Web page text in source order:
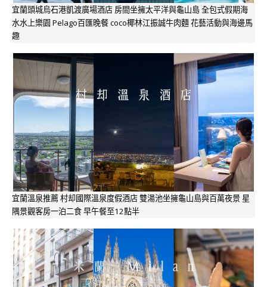
宜蘭頭城烏石港凱渡廣場酒店 房間坐擁太平洋與龜山島 全包式假期海
水水上樂園 Pelago百匯晚餐 coco椰林江振誠牛肉麵 花藝活動與海邊馬
趣
宜蘭溫泉推薦 村却國際溫泉度假酒店 雙湯池坐擁龜山島與百萬夜景 星
隅景觀客房一泊二食 早午餐至12點半